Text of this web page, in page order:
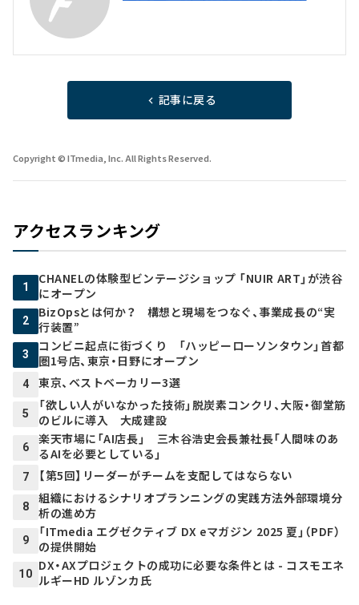
記事に戻る
Copyright © ITmedia, Inc. All Rights Reserved.
アクセスランキング
1
CHANELの体験型ビンテージショップ 「NUIR ART」が渋谷
にオープン
2
BizOpsとは何か？ 構想と現場をつなぐ、事業成長の“実
行装置”
3
コンビニ起点に街づくり 「ハッピーローソンタウン」首都
圏1号店、東京・日野にオープン
4 東京、ベストベーカリー3選
5
「欲しい人がいなかった技術」脱炭素コンクリ、大阪・御堂筋
のビルに導入 大成建設
6
楽天市場に「AI店長」 三木谷浩史会長兼社長「人間味のあ
るAIを必要としている」
7 【第5回】リーダーがチームを支配してはならない
8
組織におけるシナリオプランニングの実践方法――外部環境分
析の進め方
9
「ITmedia エグゼクティブ DX eマガジン 2025 夏」（PDF）
の提供開始
10
DX・AXプロジェクトの成功に必要な条件とは - コスモエネ
ルギーHD ルゾンカ氏